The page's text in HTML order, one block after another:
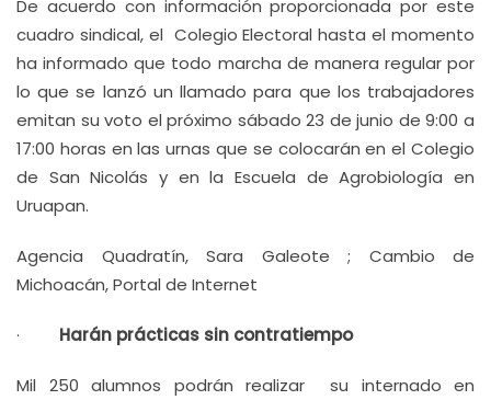
De acuerdo con información proporcionada por este
cuadro sindical, el Colegio Electoral hasta el momento
ha informado que todo marcha de manera regular por
lo que se lanzó un llamado para que los trabajadores
emitan su voto el próximo sábado 23 de junio de 9:00 a
17:00 horas en las urnas que se colocarán en el Colegio
de San Nicolás y en la Escuela de Agrobiología en
Uruapan.
Agencia Quadratín, Sara Galeote ; Cambio de
Michoacán, Portal de Internet
· Harán prácticas sin contratiempo
Mil 250 alumnos podrán realizar su internado en